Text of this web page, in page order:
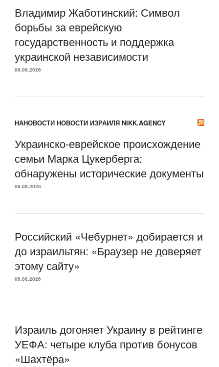
Владимир Жаботинский: Символ
борьбы за еврейскую
государственность и поддержка
украинской независимости
06.08.2026
НАНОВОСТИ НОВОСТИ ИЗРАИЛЯ NIKK.AGENCY
Украинско-еврейское происхождение
семьи Марка Цукерберга:
обнаружены исторические документы
06.08.2026
Российский «Чебурнет» добирается и
до израильтян: «Браузер не доверяет
этому сайту»
06.08.2026
Израиль догоняет Украину в рейтинге
УЕФА: четыре клуба против бонусов
«Шахтёра»